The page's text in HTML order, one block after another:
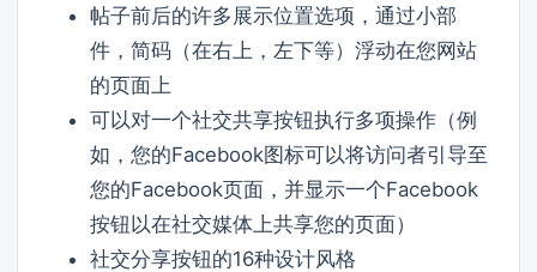
帖子前后的许多展示位置选项，通过小部
件，简码（在右上，左下等）浮动在您网站
的页面上
可以对一个社交共享按钮执行多项操作（例
如，您的Facebook图标可以将访问者引导至
您的Facebook页面，并显示一个Facebook
按钮以在社交媒体上共享您的页面）
社交分享按钮的16种设计风格